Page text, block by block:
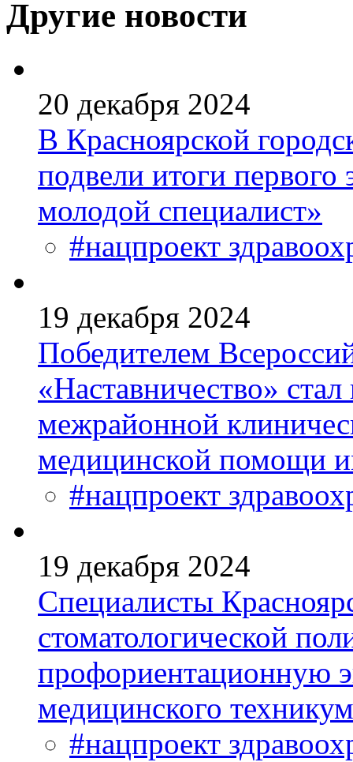
Другие новости
20 декабря 2024
В Красноярской
подвели итоги
молодой специалист»
#нацпроект
19 декабря 2024
Победителем
«Наставничество»
межрайонной
медицинской помощи
#нацпроект
19 декабря 2024
Специалисты
стоматологической
профориентационную
медицинского
#нацпроект